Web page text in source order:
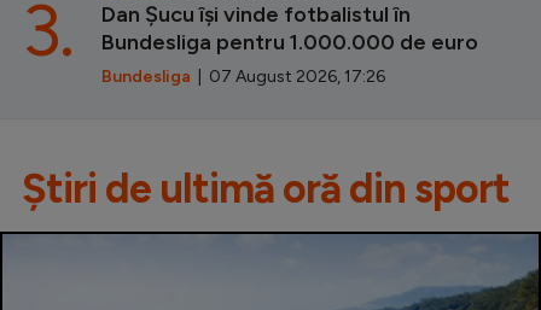
Dan Șucu își vinde fotbalistul în
Bundesliga pentru 1.000.000 de euro
Bundesliga | 07 August 2026, 17:26
3.
Știri de ultimă oră din sport